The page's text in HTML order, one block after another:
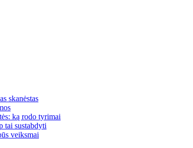
skanėstas
ką rodo tyrimai
tai sustabdyti
veiksmai